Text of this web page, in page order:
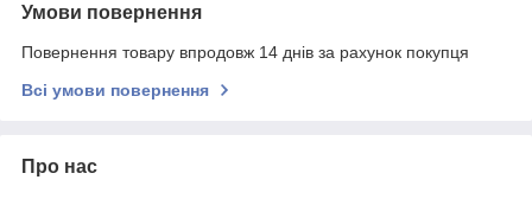
Умови повернення
Повернення товару впродовж 14 днів за рахунок покупця
Всі умови повернення
Про нас